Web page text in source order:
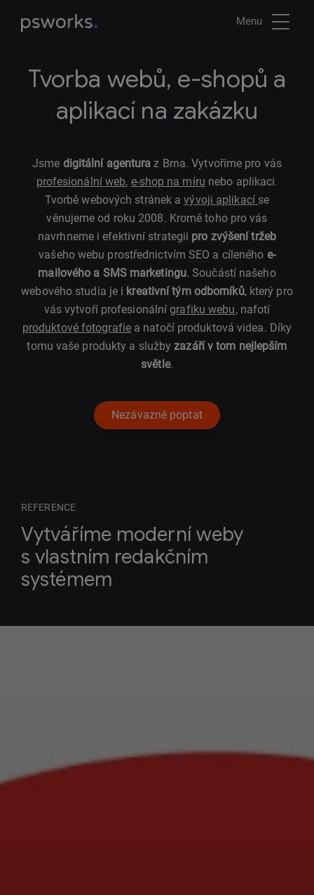
Menu
Tvorba webů, e-shopů a
aplikací na zakázku
Jsme digitální agentura z Brna. Vytvoříme pro vás
profesionální web, e-shop na míru nebo aplikaci.
Tvorbě webových stránek avývoji aplikací se
věnujeme od roku 2008. Kromě toho pro vás
navrhneme i efektivní strategii pro zvýšení tržeb
vašeho webu prostřednictvím SEO a cíleného e-
mailového a SMS marketingu. Součástí našeho
webového studia je i kreativní tým odborníků, který pro
vás vytvoří profesionálnígrafiku webu, nafotí
produktové fotografiea natočí produktová videa. Díky
tomu vaše produkty a službyzazáří v tom nejlepším
světle.
Nezávazně poptat
REFERENCE
Vytváříme moderní weby
s vlastním redakčním
systémem